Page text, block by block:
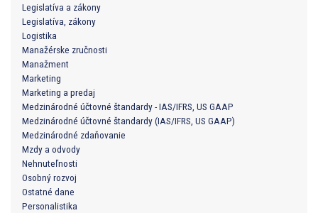
Legislatíva a zákony
Legislatíva, zákony
Logistika
Manažérske zručnosti
Manažment
Marketing
Marketing a predaj
Medzinárodné účtovné štandardy - IAS/IFRS, US GAAP
Medzinárodné účtovné štandardy (IAS/IFRS, US GAAP)
Medzinárodné zdaňovanie
Mzdy a odvody
Nehnuteľnosti
Osobný rozvoj
Ostatné dane
Personalistika